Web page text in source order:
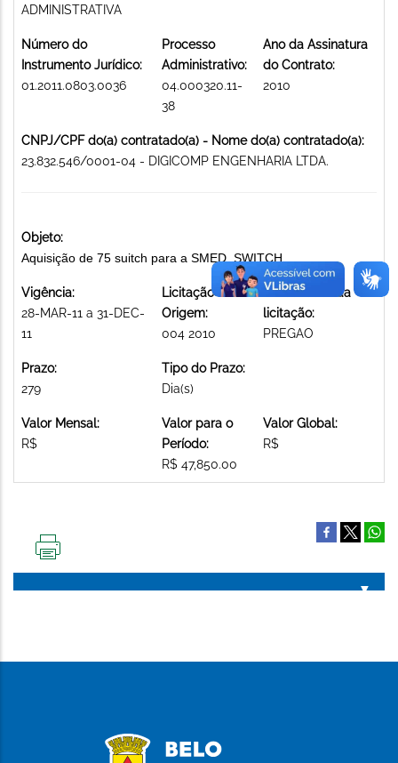
ADMINISTRATIVA
Número do
Instrumento Jurídico:
01.2011.0803.0036
Processo
Administrativo:
04.000320.11-
38
Ano da Assinatura
do Contrato:
2010
CNPJ/CPF do(a) contratado(a) - Nome do(a) contratado(a):
23.832.546/0001-04 - DIGICOMP ENGENHARIA LTDA.
Objeto:
Aquisição de 75 suitch para a SMED. SWITCH
Vigência:
28-MAR-11 a 31-DEC-
11
Licitação de
Origem:
004 2010
Modalidade da
licitação:
PREGAO
Prazo:
279
Tipo do Prazo:
Dia(s)
Valor Mensal:
R$
Valor para o
Período:
R$ 47,850.00
Valor Global:
R$
PÁGINA